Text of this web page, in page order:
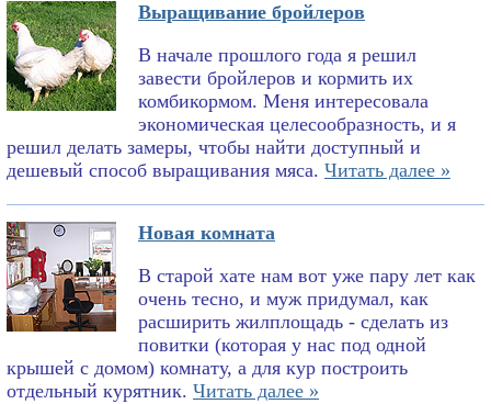
Выращивание бройлеров
В начале прошлого года я решил
завести бройлеров и кормить их
комбикормом. Меня интересовала
экономическая целесообразность, и я
решил делать замеры, чтобы найти доступный и
дешевый способ выращивания мяса. Читать далее »
Новая комната
В старой хате нам вот уже пару лет как
очень тесно, и муж придумал, как
расширить жилплощадь - сделать из
повитки (которая у нас под одной
крышей с домом) комнату, а для кур построить
отдельный курятник. Читать далее »